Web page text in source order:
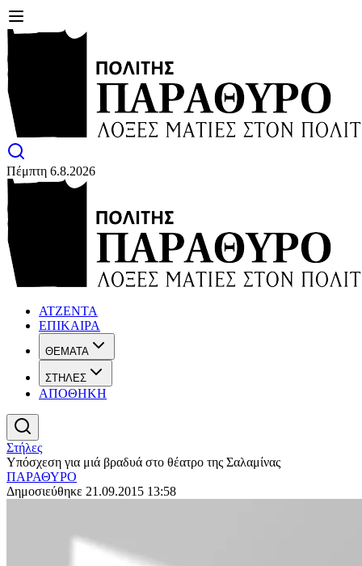
Πέμπτη 6.8.2026
ΑΤΖΕΝΤΑ
ΕΠΙΚΑΙΡΑ
ΘΕΜΑΤΑ
ΣΤΗΛΕΣ
ΑΠΟΘΗΚΗ
Στήλες
Υπόσχεση για μιά βραδυά στο θέατρο της Σαλαμίνας
ΠΑΡΑΘΥΡΟ
Δημοσιεύθηκε 21.09.2015 13:58